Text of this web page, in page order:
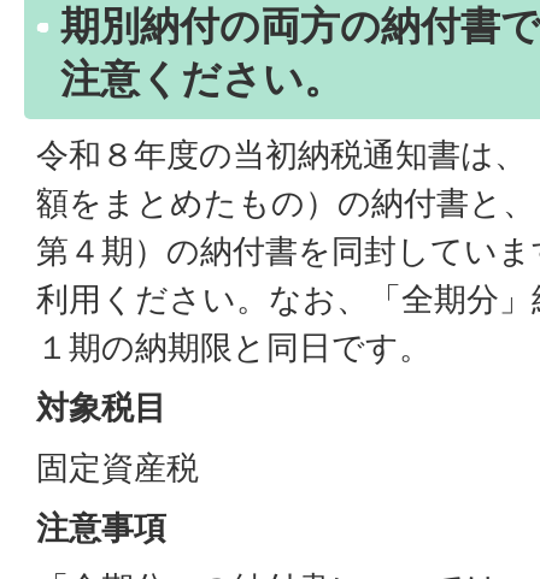
期別納付の両方の納付書
注意ください。
令和８年度の当初納税通知書は
額をまとめたもの）の納付書と
第４期）の納付書を同封してい
利用ください。なお、「全期分
１期の納期限と同日です。
対象税目
固定資産税
注意事項